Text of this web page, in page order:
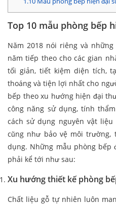
Top 10 mẫu phòng bếp
Năm 2018 nói riêng và
năm tiếp theo cho các gian
tối giản, tiết kiệm diện tích,
thoáng và tiện lợi nhất cho
bếp theo xu hướng hiện đại
công năng sử dụng, tính
cách sử dụng nguyên vật
cũng như bảo vệ môi
dụng. Những mẫu phòng bếp
phải kể tới như sau:
Xu hướng thiết kế phòng
Chất liệu gỗ tự nhiên luôn